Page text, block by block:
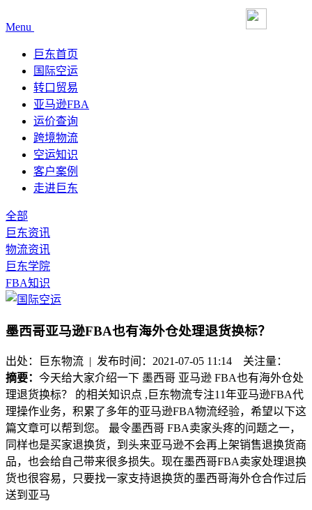
Menu
巨东首页
国际空运
转口贸易
亚马逊FBA
运价查询
跨境物流
空运知识
客户案例
走进巨东
全部
巨东资讯
物流资讯
巨东学院
FBA知识
墨西哥亚马逊FBA也有海外仓处理退货换标？
出处：巨东物流 | 发布时间：2021-07-05 11:14 关注量：
摘要： 今天给大家介绍一下 墨西哥 亚马逊 FBA也有海外仓处
理退货换标？ 的相关知识点 ,巨东物流专注11年亚马逊FBA代
理操作业务，积累了多年的亚马逊FBA物流经验，希望以下这
篇文章可以帮到您。 最令墨西哥 FBA卖家头疼的问题之一，
同样也是买家退换货，到头来亚马逊不会再上架销售退换货商
品，也会给自己带来很多损失。现在墨西哥FBA卖家处理退换
货也很容易，只要找一家支持退换货的墨西哥海外仓合作过后
送到亚马